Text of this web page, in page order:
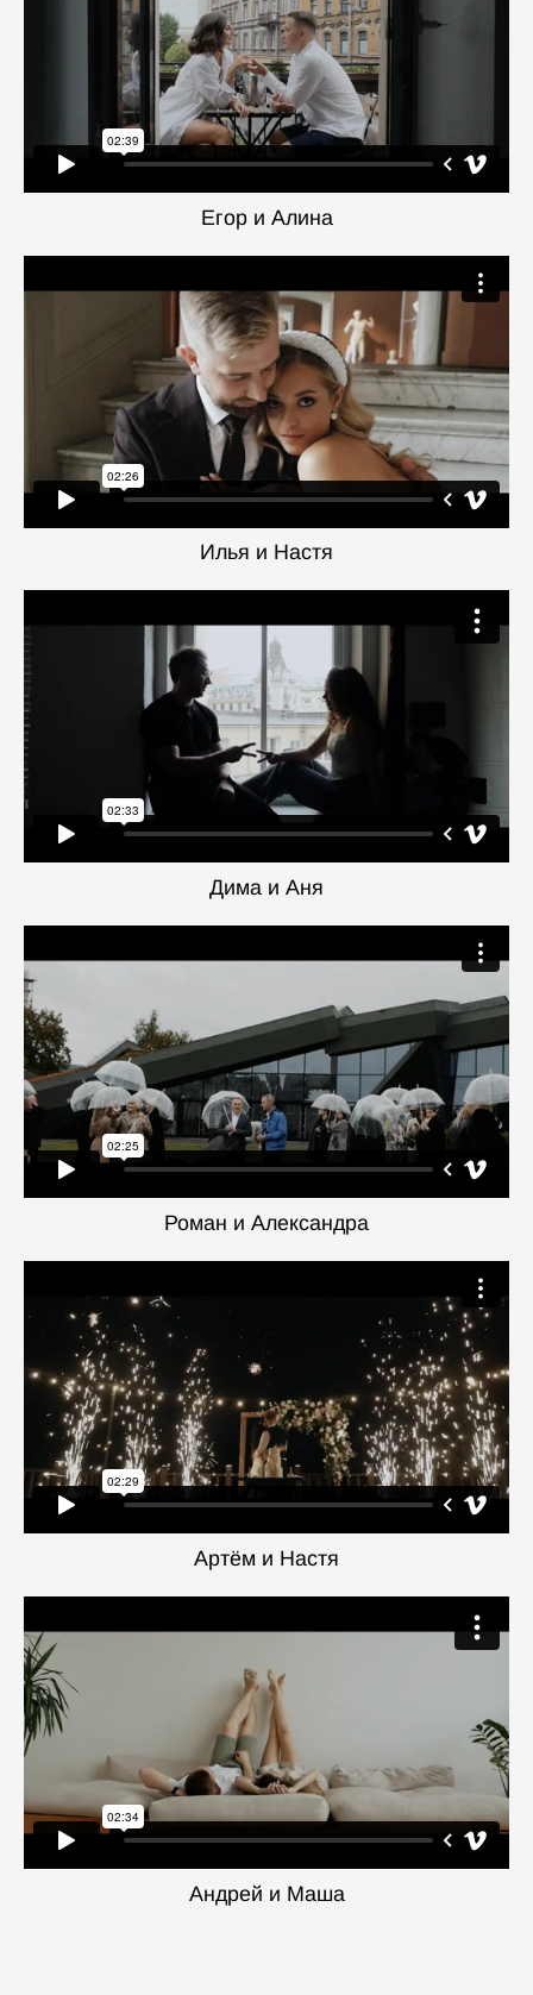
Егор и Алина
Илья и Настя
Дима и Аня
Роман и Александра
Артём и Настя
Андрей и Маша